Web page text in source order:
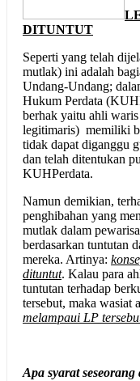
DITUNTUT
Seperti yang telah
mutlak) ini adalah
Undang-Undang;
Hukum Perdata
berhak yaitu ahli
legitimaris) memiliki
tidak dapat diganggu
dan telah ditentukan
KUHPerdata.
Namun demikian,
penghibahan yang
mutlak dalam
berdasarkan tuntutan
mereka. Artinya:
dituntut. Kalau para
tuntutan terhadap
tersebut, maka wasiat
melampaui LP
Apa syarat